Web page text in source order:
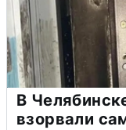
В
взорвали